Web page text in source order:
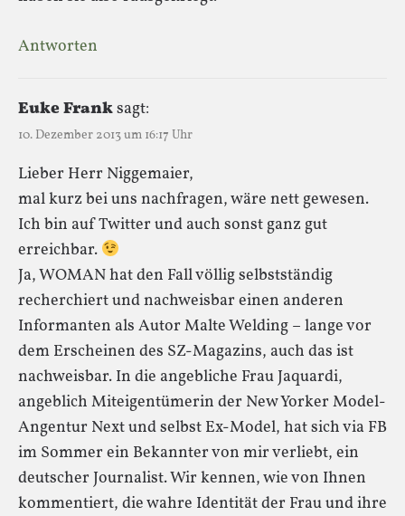
Antworten
Euke Franksagt:
10. Dezember 2013 um 16:17 Uhr
Lieber Herr Niggemaier,
mal kurz bei uns nachfragen, wäre nett gewesen.
Ich bin auf Twitter und auch sonst ganz gut
erreichbar.
Ja, WOMAN hat den Fall völlig selbstständig
recherchiert und nachweisbar einen anderen
Informanten als Autor Malte Welding – lange vor
dem Erscheinen des SZ-Magazins, auch das ist
nachweisbar. In die angebliche Frau Jaquardi,
angeblich Miteigentümerin der New Yorker Model-
Angentur Next und selbst Ex-Model, hat sich via FB
im Sommer ein Bekannter von mir verliebt, ein
deutscher Journalist. Wir kennen, wie von Ihnen
kommentiert, die wahre Identität der Frau und ihre